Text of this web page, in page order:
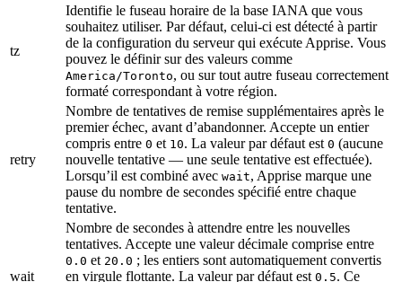
tz
Identifie le fuseau horaire de la base IANA que vous
souhaitez utiliser. Par défaut, celui-ci est détecté à partir
de la configuration du serveur qui exécute Apprise. Vous
pouvez le définir sur des valeurs comme
America/Toronto, ou sur tout autre fuseau correctement
formaté correspondant à votre région.
retry
Nombre de tentatives de remise supplémentaires après le
premier échec, avant d’abandonner. Accepte un entier
compris entre 0 et 10. La valeur par défaut est 0 (aucune
nouvelle tentative — une seule tentative est effectuée).
Lorsqu’il est combiné avec wait, Apprise marque une
pause du nombre de secondes spécifié entre chaque
tentative.
wait
Nombre de secondes à attendre entre les nouvelles
tentatives. Accepte une valeur décimale comprise entre
0.0 et 20.0 ; les entiers sont automatiquement convertis
en virgule flottante. La valeur par défaut est 0.5. Ce